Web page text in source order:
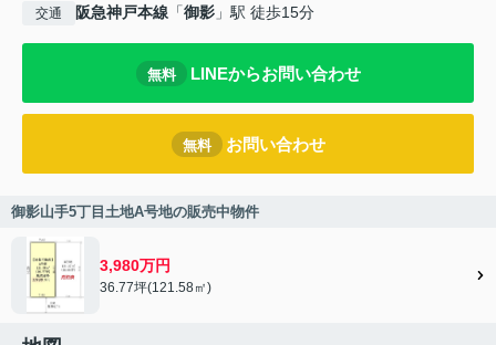
交通 阪急神戸本線 「御影 」駅 徒歩15分
無料 LINEからお問い合わせ
無料 お問い合わせ
御影山手5丁目土地A号地の販売中物件
3,980万円
36.77坪(121.58㎡)